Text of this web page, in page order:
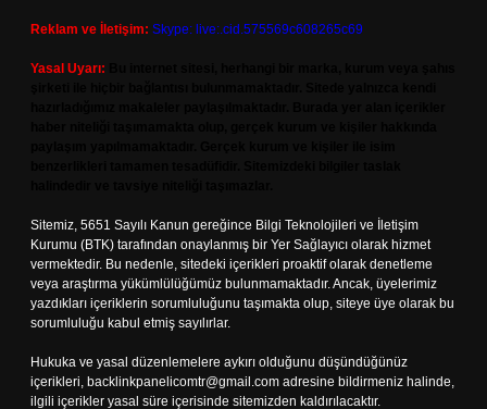
Reklam ve İletişim: Skype: live:.cid.575569c608265c69
Yasal Uyarı:
Sitemiz, 5651 Sayılı Kanun gereğince Bilgi Teknolojileri ve İletişim
Kurumu (BTK) tarafından onaylanmış bir Yer Sağlayıcı olarak hizmet
vermektedir. Bu nedenle, sitedeki içerikleri proaktif olarak denetleme
veya araştırma yükümlülüğümüz bulunmamaktadır. Ancak, üyelerimiz
yazdıkları içeriklerin sorumluluğunu taşımakta olup, siteye üye olarak bu
sorumluluğu kabul etmiş sayılırlar.
Hukuka ve yasal düzenlemelere aykırı olduğunu düşündüğünüz
içerikleri, backlinkpanelicomtr@gmail.com adresine bildirmeniz halinde,
ilgili içerikler yasal süre içerisinde sitemizden kaldırılacaktır.